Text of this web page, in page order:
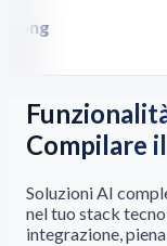
Compilare
Soluzioni AI
nel tuo stack
integrazione,